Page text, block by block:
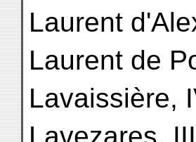
Laurent
Laurent de
Lavaissière,